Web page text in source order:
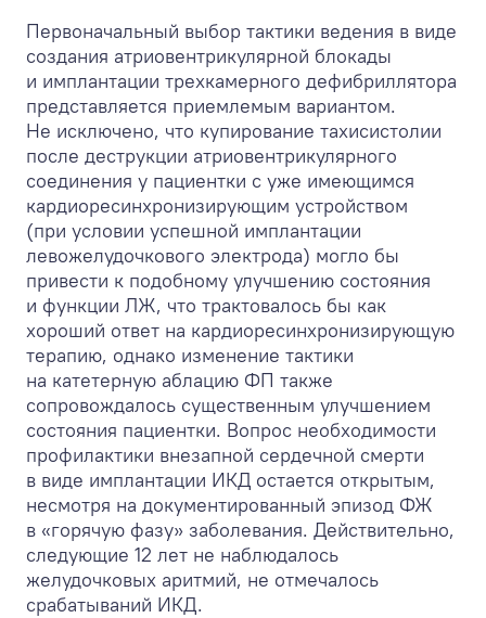
Первоначальный выбор тактики ведения в виде
создания атриовентрикулярной блокады
и имплантации трехкамерного дефибриллятора
представляется приемлемым вариантом.
Не исключено, что купирование тахисистолии
после деструкции атриовентрикулярного
соединения у пациентки с уже имеющимся
кардиоресинхронизирующим устройством
(при условии успешной имплантации
левожелудочкового электрода) могло бы
привести к подобному улучшению состояния
и функции ЛЖ, что трактовалось бы как
хороший ответ на кардиоресинхронизирующую
терапию, однако изменение тактики
на катетерную аблацию ФП также
сопровождалось существенным улучшением
состояния пациентки. Вопрос необходимости
профилактики внезапной сердечной смерти
в виде имплантации ИКД остается открытым,
несмотря на документированный эпизод ФЖ
в «горячую фазу» заболевания. Действительно,
следующие 12 лет не наблюдалось
желудочковых аритмий, не отмечалось
срабатываний ИКД.